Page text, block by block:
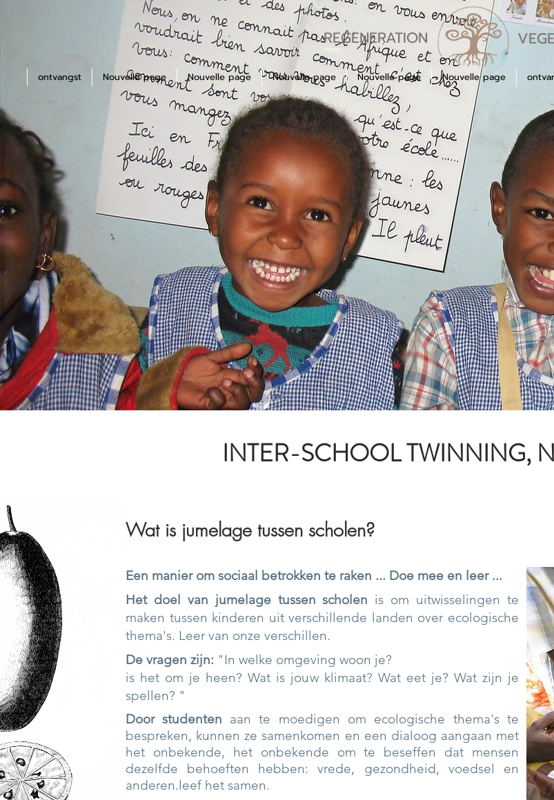
REGENERATION
VEGETALE
ontvangst Nouvelle page Nouvelle page Nouvelle page Nouvelle page Nouvelle page
INTER-SCHOOL TWINNING,
Wat is jumelage tussen scholen?
Een manier om sociaal betrokken te raken ... Doe mee en leer ...
Het doel van jumelage tussen scholen is om uitwisselingen te
maken tussen kinderen uit verschillende landen over ecologische
thema's. Leer van onze verschillen.
De vragen zijn: "In welke omgeving woon je?
is het om je heen? Wat is jouw klimaat? Wat eet je? Wat zijn je
spellen? "
Door studenten aan te moedigen om ecologische thema's te
bespreken, kunnen ze samenkomen en een dialoog aangaan met
het onbekende, het onbekende om te beseffen dat mensen
dezelfde behoeften hebben: vrede, gezondheid, voedsel en
anderen.leef het samen.